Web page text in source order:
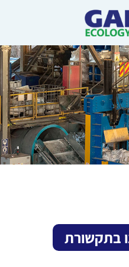
בתקשורת